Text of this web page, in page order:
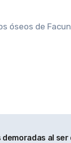
óseos de
demoradas al